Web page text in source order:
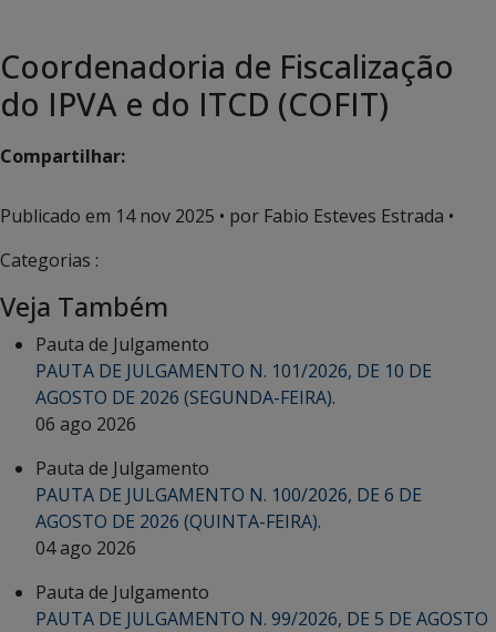
Coordenadoria de Fiscalização
do IPVA e do ITCD (COFIT)
Compartilhar:
Publicado em 14 nov 2025 • por Fabio Esteves Estrada •
Categorias :
Veja Também
Pauta de Julgamento
PAUTA DE JULGAMENTO N. 101/2026, DE 10 DE
AGOSTO DE 2026 (SEGUNDA-FEIRA).
06 ago 2026
Pauta de Julgamento
PAUTA DE JULGAMENTO N. 100/2026, DE 6 DE
AGOSTO DE 2026 (QUINTA-FEIRA).
04 ago 2026
Pauta de Julgamento
PAUTA DE JULGAMENTO N. 99/2026, DE 5 DE AGOSTO